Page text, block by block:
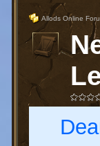
Allods Online